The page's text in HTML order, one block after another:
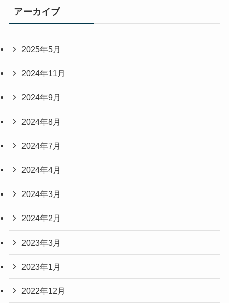
アーカイブ
2025年5月
2024年11月
2024年9月
2024年8月
2024年7月
2024年4月
2024年3月
2024年2月
2023年3月
2023年1月
2022年12月